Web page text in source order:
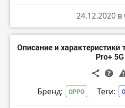
24.12.2020 в
Описание и характеристики
Pro+ 5G
Бренд: OPPO Теги: